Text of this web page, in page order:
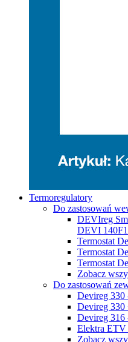
Termoregulatory
Do zastosowań
DEVIreg
DEVI
Termostat
Termostat
Termostat
Zobacz
Do zastosowań
Devireg 330
Devireg 330
Devireg 316
Elektra ETV
Zobacz